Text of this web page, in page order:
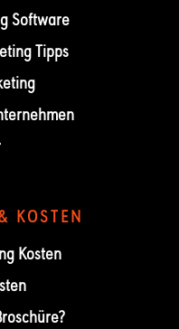
Software
Tipps
KOSTEN
Kosten